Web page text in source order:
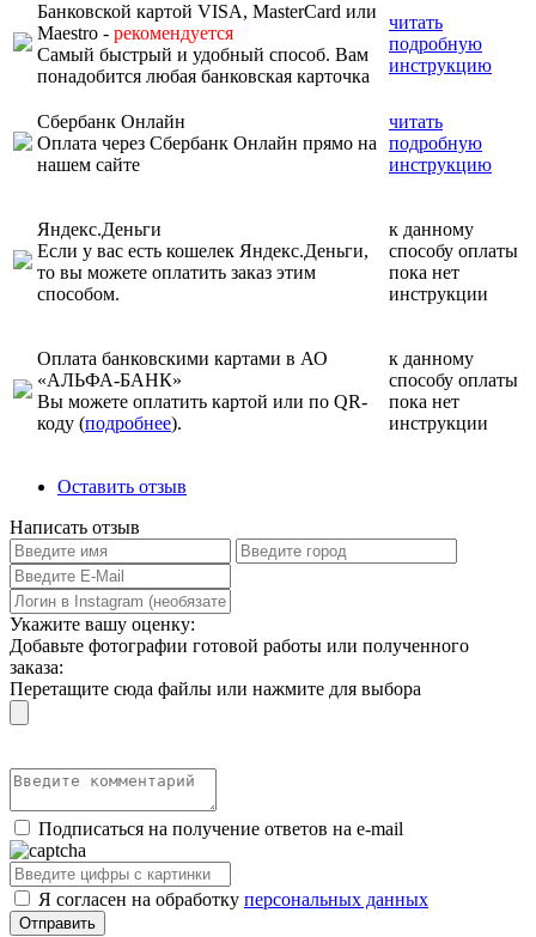
Банковской картой VISA, MasterCard или
Maestro - рекомендуется
Самый быстрый и удобный способ. Вам
понадобится любая банковская карточка
читать
подробную
инструкцию
Сбербанк Онлайн
Оплата через Сбербанк Онлайн прямо на
нашем сайте
читать
подробную
инструкцию
Яндекс.Деньги
Если у вас есть кошелек Яндекс.Деньги,
то вы можете оплатить заказ этим
способом.
к данному
способу оплаты
пока нет
инструкции
Оплата банковскими картами в АО
«АЛЬФА-БАНК»
Вы можете оплатить картой или по QR-
коду (подробнее).
к данному
способу оплаты
пока нет
инструкции
Оставить отзыв
Написать отзыв
Укажите вашу оценку:
Добавьте фотографии готовой работы или полученного
заказа:
Перетащите сюда файлы или нажмите для выбора
Подписаться на получение ответов на e-mail
Я согласен на обработку персональных данных